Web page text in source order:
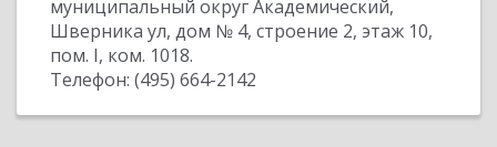
муниципальный округ Академический,
Шверника ул, дом № 4, строение 2, этаж 10,
пом. I, ком. 1018.
Телефон: (495) 664-2142